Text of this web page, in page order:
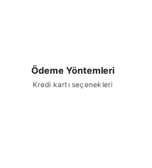
Ödeme Yöntemleri
Kredi kartı seçenekleri